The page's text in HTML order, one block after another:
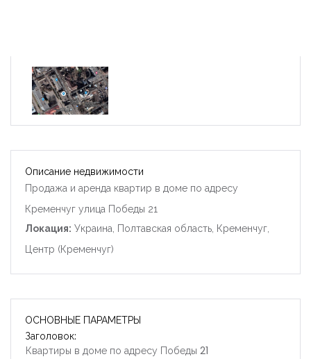
Описание недвижимости
Продажа и аренда квартир в доме по адресу
Кременчуг улица Победы 21
Локация: Украина, Полтавская область, Кременчуг,
Центр (Кременчуг)
ОСНОВНЫЕ ПАРАМЕТРЫ
Заголовок:
Квартиры в доме по адресу Победы 21